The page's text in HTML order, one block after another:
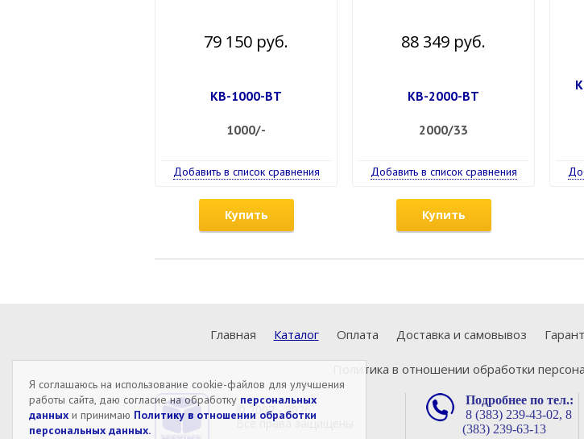
Я соглашаюсь на использование cookie-файлов для улучшения
работы сайта, даю согласие на обработку персональных
данных и принимаю Политику в отношении обработки
персональных данных.
79 150 руб.
КВ-1000-ВТ
1000/-
Добавить в список сравнения
Купить
88 349 руб.
КВ-2000-ВТ
2000/33
Добавить в список сравнения
Купить
Главная Каталог Оплата Доставка и самовывоз
Политика в отношении обработки
© 2007 - 2026
Все права защищены
Подробнее по тел.:
8 (383) 239-43-02, 8
(383) 239-63-13